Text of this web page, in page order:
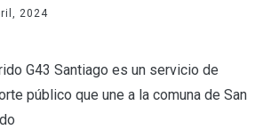
2024
G43 Santiago es un servicio de
público que une a la comuna de San